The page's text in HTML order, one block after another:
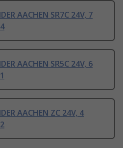
AACHEN SR7C 24V, 7
AACHEN SR5C 24V, 6
AACHEN ZC 24V, 4